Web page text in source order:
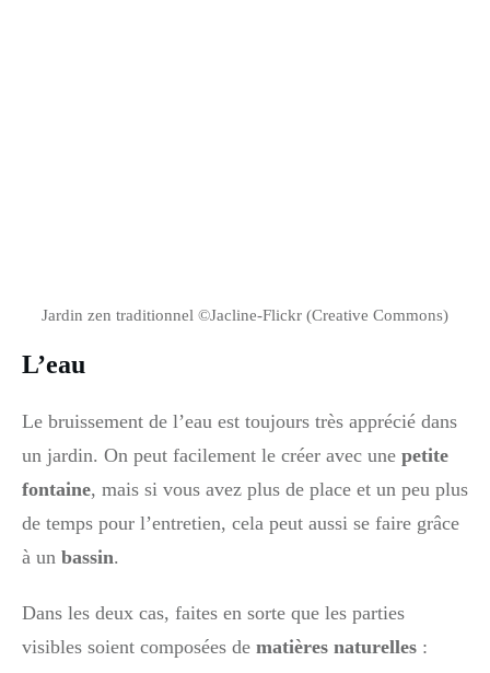
Jardin zen traditionnel ©Jacline-Flickr (Creative Commons)
L’eau
Le bruissement de l’eau est toujours très apprécié dans
un jardin. On peut facilement le créer avec une petite
fontaine, mais si vous avez plus de place et un peu plus
de temps pour l’entretien, cela peut aussi se faire grâce
à un bassin.
Dans les deux cas, faites en sorte que les parties
visibles soient composées de matières naturelles :